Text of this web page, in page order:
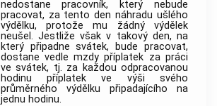
nedostane pracovník, který nebude
pracovat, za tento den náhradu ušlého
výdělku, protože mu žádný výdělek
neušel. Jestliže však v takový den, na
který připadne svátek, bude pracovat,
dostane vedle mzdy příplatek za práci
ve svátek, tj. za každou odpracovanou
hodinu příplatek ve výši svého
průměrného výdělku připadajícího na
jednu hodinu.